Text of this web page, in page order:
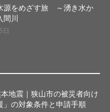
源をめざす旅 ～湧き水か
川
日
地震｜狭山市の被災者向け
」の対象条件と申請手順